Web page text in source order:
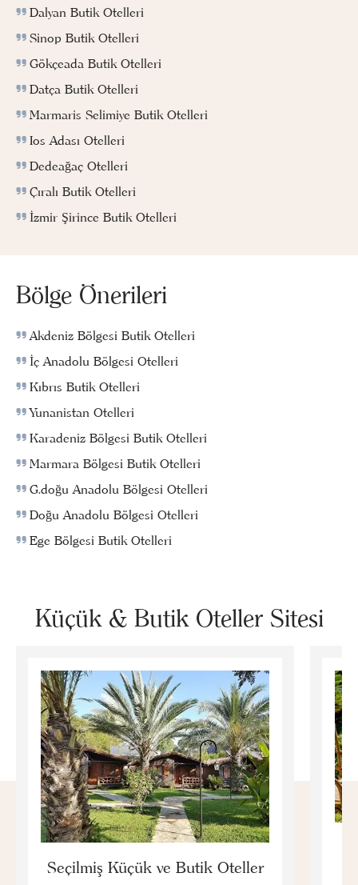
Dalyan Butik Otelleri
Sinop Butik Otelleri
Gökçeada Butik Otelleri
Datça Butik Otelleri
Marmaris Selimiye Butik Otelleri
Ios Adası Otelleri
Dedeağaç Otelleri
Çıralı Butik Otelleri
İzmir Şirince Butik Otelleri
Bölge Önerileri
Akdeniz Bölgesi Butik Otelleri
İç Anadolu Bölgesi Otelleri
Kıbrıs Butik Otelleri
Yunanistan Otelleri
Karadeniz Bölgesi Butik Otelleri
Marmara Bölgesi Butik Otelleri
G.doğu Anadolu Bölgesi Otelleri
Doğu Anadolu Bölgesi Otelleri
Ege Bölgesi Butik Otelleri
Küçük & Butik Oteller Sitesi
Seçilmiş Küçük ve Butik Oteller